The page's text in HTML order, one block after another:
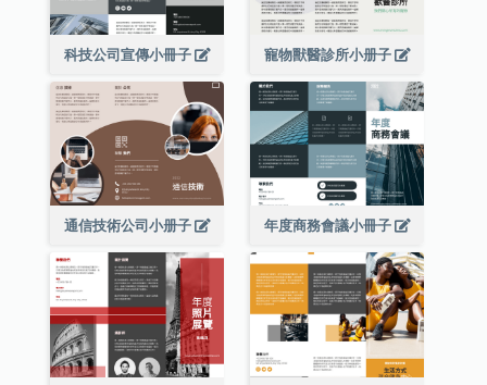
科技公司宣傳小冊子 寵物獸醫診所小册子
通信技術公司小册子 年度商務會議小冊子